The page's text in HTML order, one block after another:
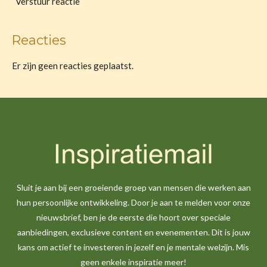
Reacties
Er zijn geen reacties geplaatst.
Sluit je aan bij een groeiende groep van mensen die werken aan
hun persoonlijke ontwikkeling. Door je aan te melden voor onze
nieuwsbrief, ben je de eerste die hoort over speciale
aanbiedingen, exclusieve content en evenementen. Dit is jouw
kans om actief te investeren in jezelf en je mentale welzijn. Mis
geen enkele inspiratie meer!